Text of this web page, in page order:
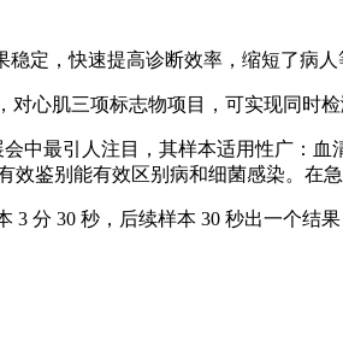
定，快速提高诊断效率，缩短了病人
心肌三项标志物项目，可实现同时检
中最引人注目，其样本适用性广：
鉴别能有效区别病和细菌感染。在急
分 30 秒，后续样本 30 秒出一个结果